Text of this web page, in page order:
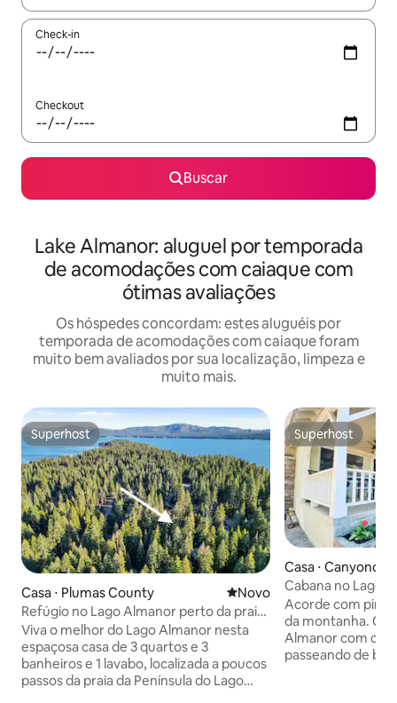
Check-in
Checkout
Buscar
Lake Almanor: aluguel por temporada
de acomodações com caiaque com
ótimas avaliações
Os hóspedes concordam: estes aluguéis por
temporada de acomodações com caiaque foram
muito bem avaliados por sua localização, limpeza e
muito mais.
Superhost
Superhost
Casa ⋅ Plumas County Novo lugar para ficar
Novo
Refúgio no Lago Almanor perto da praia
e do campo de golfe
Viva o melhor do Lago Almanor nesta
espaçosa casa de 3 quartos e 3
banheiros e 1 lavabo, localizada a poucos
passos da praia da Península do Lago
Superhost
Superhost
Casa ⋅
Cabana no Lago
com barco e
veículos
Acorde com
da montanha.
Almanor com
passeando de